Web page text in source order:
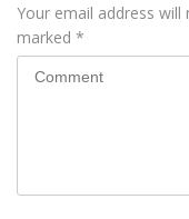
Your email address will
marked *